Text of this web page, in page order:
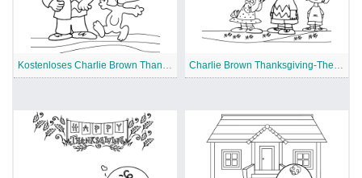
Kostenloses Charlie Brown Thanksgiving Charlie Brown Thanksgiving-Thema